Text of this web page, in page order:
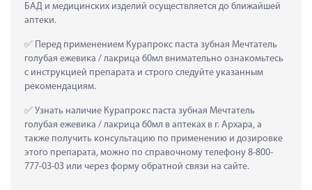
БАД и медицинских изделий осуществляется до ближайшей
аптеки.
Перед применением Курапрокс паста зубная Мечтатель
голубая ежевика / лакрица 60мл внимательно ознакомьтесь
с инструкцией препарата и строго следуйте указанным
рекомендациям.
Узнать наличие Курапрокс паста зубная Мечтатель
голубая ежевика / лакрица 60мл в аптеках в г. Архара, а
также получить консультацию по применению и дозировке
этого препарата, можно по справочному телефону 8-800-
777-03-03 или через форму обратной связи на сайте.